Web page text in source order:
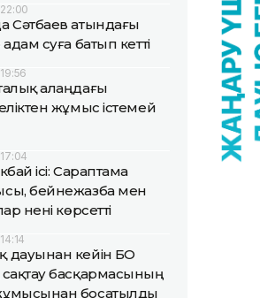
Сәтбаев атындағы
суға батып кетті
алаңдағы
жұмыс істемей
ісі: Сараптама
бейнежазба мен
нені көрсетті
кейін БҚО
басқармасының
босатылды